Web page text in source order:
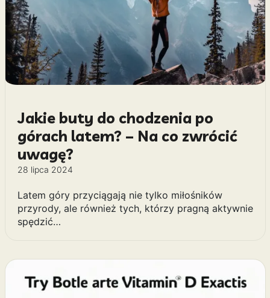
Jakie buty do chodzenia po
górach latem? – Na co zwrócić
uwagę?
28 lipca 2024
Latem góry przyciągają nie tylko miłośników
przyrody, ale również tych, którzy pragną aktywnie
spędzić…